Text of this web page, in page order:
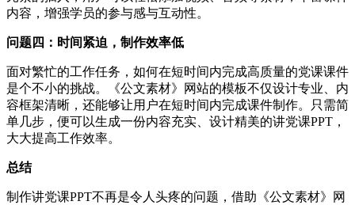
内容，增强学员的参与感与互动性。
问题四：时间紧迫，制作效率低
面对繁忙的工作任务，如何在短时间内完成高质量的党课课件
是个不小的挑战。《公文素材》网站的模板不仅设计专业、内
容框架清晰，还能够让用户在短时间内完成课件制作。只需简
单几步，便可以生成一份内容充实、设计精美的讲党课PPT，
大大提高工作效率。
总结
制作讲党课PPT不再是令人头疼的问题，借助《公文素材》网